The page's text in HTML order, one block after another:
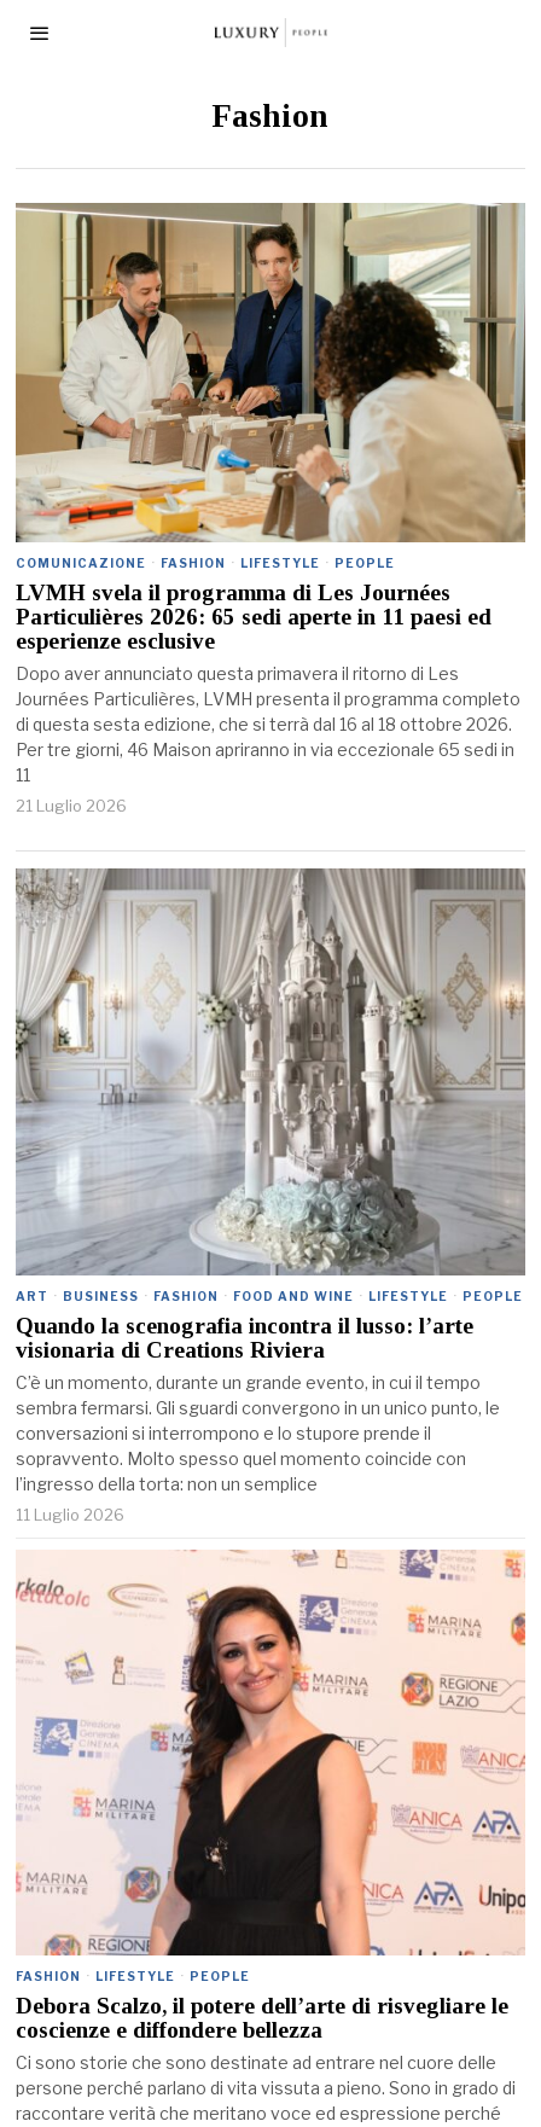
Fashion
COMUNICAZIONE · FASHION · LIFESTYLE · PEOPLE
LVMH svela il programma di Les Journées
Particulières 2026: 65 sedi aperte in 11 paesi ed
esperienze esclusive
Dopo aver annunciato questa primavera il ritorno di Les
Journées Particulières, LVMH presenta il programma completo
di questa sesta edizione, che si terrà dal 16 al 18 ottobre 2026.
Per tre giorni, 46 Maison apriranno in via eccezionale 65 sedi in
11
21 Luglio 2026
ART · BUSINESS · FASHION · FOOD AND WINE · LIFESTYLE · PEOPLE
Quando la scenografia incontra il lusso: l’arte
visionaria di Creations Riviera
C’è un momento, durante un grande evento, in cui il tempo
sembra fermarsi. Gli sguardi convergono in un unico punto, le
conversazioni si interrompono e lo stupore prende il
sopravvento. Molto spesso quel momento coincide con
l’ingresso della torta: non un semplice
11 Luglio 2026
FASHION · LIFESTYLE · PEOPLE
Debora Scalzo, il potere dell’arte di risvegliare le
coscienze e diffondere bellezza
Ci sono storie che sono destinate ad entrare nel cuore delle
persone perché parlano di vita vissuta a pieno. Sono in grado di
raccontare verità che meritano voce ed espressione perché